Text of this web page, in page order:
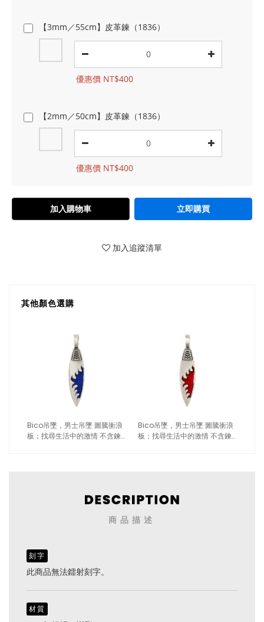
【3mm／55cm】皮革鍊（1836）
優惠價 NT$400
【2mm／50cm】皮革鍊（1836）
優惠價 NT$400
加入購物車 立即購買
加入追蹤清單
其他顏色選購
Bico吊墜，男士吊墜 圖騰衝浪
板；找尋生活中的激情 不含鍊
Bico吊墜，男士吊墜 圖騰衝浪
板；找尋生活中的激情 不含鍊
商品描述
刻字
此商品無法鐳射刻字。
材質